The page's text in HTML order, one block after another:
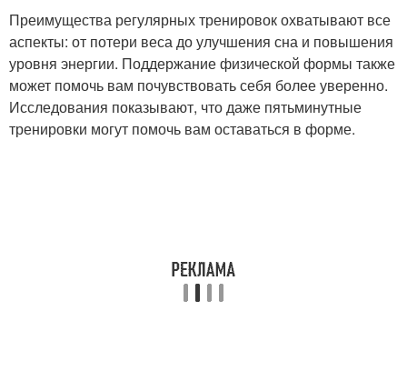
Преимущества регулярных тренировок охватывают все
аспекты: от потери веса до улучшения сна и повышения
уровня энергии. Поддержание физической формы также
может помочь вам почувствовать себя более уверенно.
Исследования показывают, что даже пятьминутные
тренировки могут помочь вам оставаться в форме.